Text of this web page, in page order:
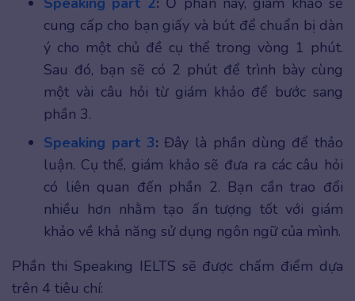
cung cấp cho bạn giấy và bút để chuẩn bị dàn
ý cho một chủ đề cụ thể trong vòng 1 phút.
Sau đó, bạn sẽ có 2 phút để trình bày cùng
một vài câu hỏi từ giám khảo để bước sang
phần 3.
Speaking part 3: Đây là phần dùng để thảo
luận. Cụ thể, giám khảo sẽ đưa ra các câu hỏi
có liên quan đến phần 2. Bạn cần trao đổi
nhiều hơn nhằm tạo ấn tượng tốt với giám
khảo về khả năng sử dụng ngôn ngữ của mình.
Phần thi Speaking IELTS sẽ được chấm điểm dựa
trên 4 tiêu chí: